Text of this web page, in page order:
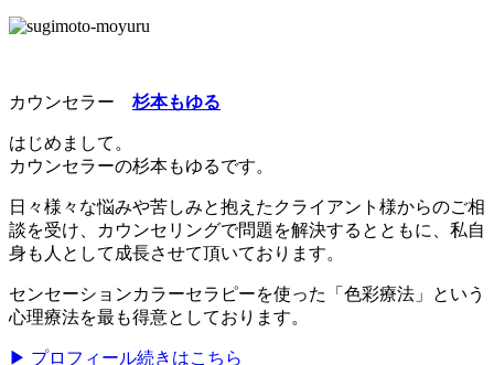
カウンセラー 杉本もゆる
はじめまして。
カウンセラーの杉本もゆるです。
日々様々な悩みや苦しみと抱えたクライアント様からのご相
談を受け、カウンセリングで問題を解決するとともに、私自
身も人として成長させて頂いております。
センセーションカラーセラピーを使った「色彩療法」という
心理療法を最も得意としております。
▶ プロフィール続きはこちら